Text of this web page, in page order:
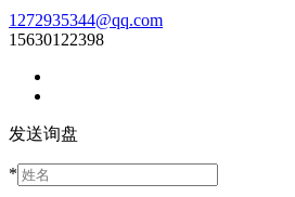
1272935344@qq.com
15630122398
发送询盘
*